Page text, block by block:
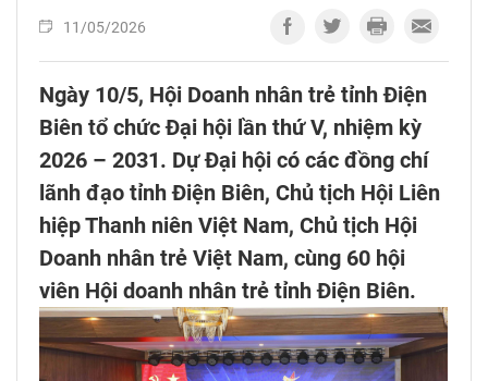
11/05/2026
Ngày 10/5, Hội Doanh nhân trẻ tỉnh Điện
Biên tổ chức Đại hội lần thứ V, nhiệm kỳ
2026 – 2031. Dự Đại hội có các đồng chí
lãnh đạo tỉnh Điện Biên, Chủ tịch Hội Liên
hiệp Thanh niên Việt Nam, Chủ tịch Hội
Doanh nhân trẻ Việt Nam, cùng 60 hội
viên Hội doanh nhân trẻ tỉnh Điện Biên.